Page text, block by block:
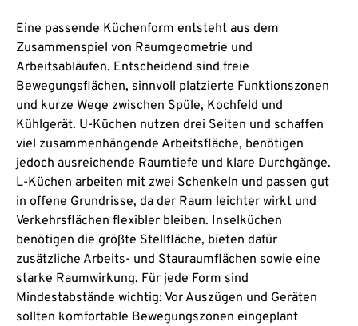
Eine passende Küchenform entsteht aus dem
Zusammenspiel von Raumgeometrie und
Arbeitsabläufen. Entscheidend sind freie
Bewegungsflächen, sinnvoll platzierte Funktionszonen
und kurze Wege zwischen Spüle, Kochfeld und
Kühlgerät. U-Küchen nutzen drei Seiten und schaffen
viel zusammenhängende Arbeitsfläche, benötigen
jedoch ausreichende Raumtiefe und klare Durchgänge.
L-Küchen arbeiten mit zwei Schenkeln und passen gut
in offene Grundrisse, da der Raum leichter wirkt und
Verkehrsflächen flexibler bleiben. Inselküchen
benötigen die größte Stellfläche, bieten dafür
zusätzliche Arbeits- und Stauraumflächen sowie eine
starke Raumwirkung. Für jede Form sind
Mindestabstände wichtig: Vor Auszügen und Geräten
sollten komfortable Bewegungszonen eingeplant